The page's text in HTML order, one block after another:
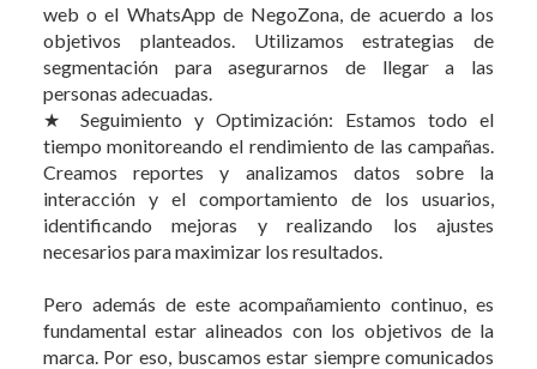
web o el WhatsApp de NegoZona, de acuerdo a los
objetivos planteados. Utilizamos estrategias de
segmentación para asegurarnos de llegar a las
personas adecuadas.
★ Seguimiento y Optimización: Estamos todo el
tiempo monitoreando el rendimiento de las campañas.
Creamos reportes y analizamos datos sobre la
interacción y el comportamiento de los usuarios,
identificando mejoras y realizando los ajustes
necesarios para maximizar los resultados.
Pero además de este acompañamiento continuo, es
fundamental estar alineados con los objetivos de la
marca. Por eso, buscamos estar siempre comunicados